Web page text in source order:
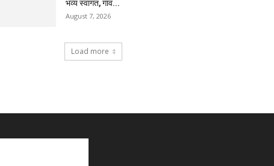
भव्य स्वागत, गांव...
August 7, 2026
Load more